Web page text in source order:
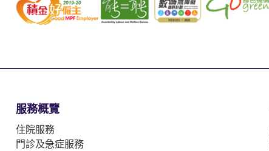
服務概覽
住院服務
門診及急症服務